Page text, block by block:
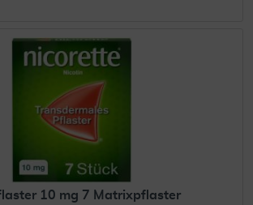
10 mg 7 Matrixpflaster